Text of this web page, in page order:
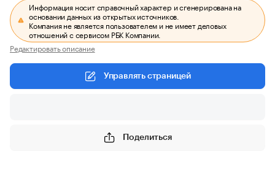
Информация носит справочный характер и сгенерирована на
основании данных из открытых источников.
Компания не является пользователем и не имеет деловых
отношений с сервисом РБК Компании.
Редактировать описание
Управлять страницей
Поделиться